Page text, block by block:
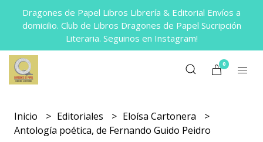
Dragones de Papel Libros Librería & Editorial Envíos a
domicilio. Club de Libros Dragones de Papel Sucripción
Literaria. Seguinos en Instagram!
0
Inicio Editoriales
Eloísa Cartonera
Antología poética, de Fernando Guido Peidro